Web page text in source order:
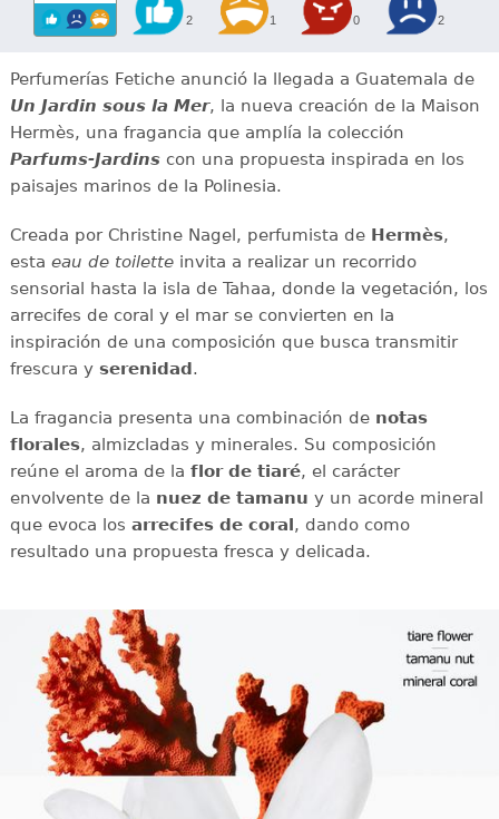
2 1 0 2
Perfumerías Fetiche anunció la llegada a Guatemala de
Un Jardin sous la Mer, la nueva creación de la Maison
Hermès, una fragancia que amplía la colección
Parfums-Jardinscon una propuesta inspirada en los
paisajes marinos de la Polinesia.
Creada por Christine Nagel, perfumista de Hermès,
esta eau de toiletteinvita a realizar un recorrido
sensorial hasta la isla de Tahaa, donde la vegetación, los
arrecifes de coral y el mar se convierten en la
inspiración de una composición que busca transmitir
frescura y serenidad.
La fragancia presenta una combinación de notas
florales, almizcladas y minerales. Su composición
reúne el aroma de la flor de tiaré, el carácter
envolvente de la nuez de tamanu y un acorde mineral
que evoca los arrecifes de coral, dando como
resultado una propuesta fresca y delicada.